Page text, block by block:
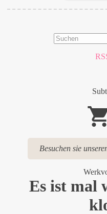
Besuchen sie
Es ist mal